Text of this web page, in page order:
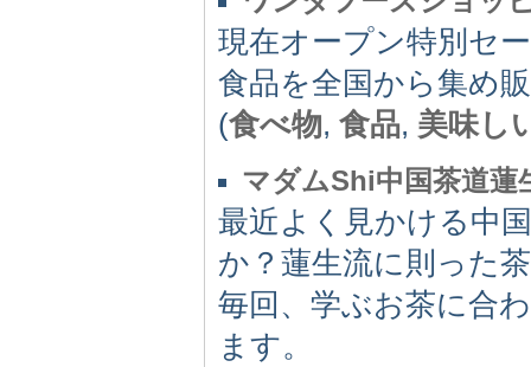
現在オープン特別セ
食品を全国から集め
(食べ物, 食品, 美味し
マダムShi中国茶道蓮
最近よく見かける中
か？蓮生流に則った
毎回、学ぶお茶に合
ます。